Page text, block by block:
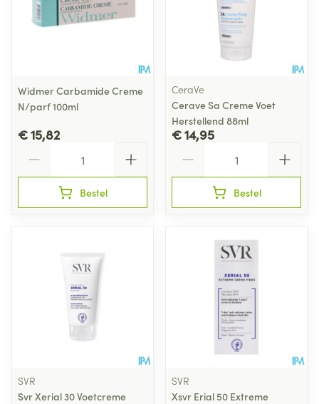
Widmer Carbamide Creme
N/parf 100ml
€ 15,82
Bestel
CeraVe
Cerave Sa Creme Voet
Herstellend 88ml
€ 14,95
Bestel
SVR
Svr Xerial 30 Voetcreme
SVR
Xsvr Erial 50 Extreme